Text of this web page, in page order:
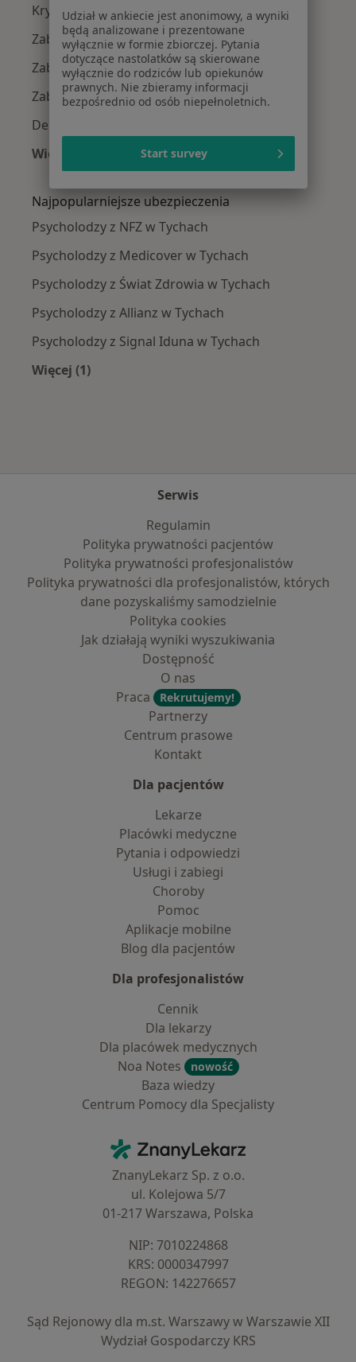
Kryzys emocjonalny w Tychach
Zaburzenia emocjonalne w Tychach
Zaburzenia lękowe w Tychach
Zaburzenia nastroju w Tychach
Depresja w Tychach
Więcej (15)
Więcej w kategorii: Najczęście leczone
Najpopularniejsze ubezpieczenia
Psycholodzy z NFZ w Tychach
Psycholodzy z Medicover w Tychach
Psycholodzy z Świat Zdrowia w Tychach
Psycholodzy z Allianz w Tychach
Psycholodzy z Signal Iduna w Tychach
Więcej (1)
Serwis
Regulamin
Polityka prywatności pacjentów
Polityka prywatności profesjonalistów
Polityka prywatności dla profesjonalistów, których
dane pozyskaliśmy samodzielnie
Polityka cookies
Jak działają wyniki wyszukiwania
Dostępność
O nas
Praca
Rekrutujemy!
Partnerzy
Centrum prasowe
Kontakt
Dla pacjentów
Lekarze
Placówki medyczne
Pytania i odpowiedzi
Usługi i zabiegi
Choroby
Pomoc
Aplikacje mobilne
Blog dla pacjentów
Dla profesjonalistów
Cennik
Dla lekarzy
Dla placówek medycznych
Noa Notes
nowość
Baza wiedzy
Centrum Pomocy dla Specjalisty
ZnanyLekarz - Strona główna
ZnanyLekarz Sp. z o.o.
ul. Kolejowa 5/7
01-217 Warszawa, Polska
NIP: ⁠7010224868
KRS: ⁠0000347997
REGON: ⁠142276657
Sąd Rejonowy dla m.st. Warszawy w Warszawie XII
Wydział Gospodarczy KRS
Udział w ankiecie jest anonimowy, a wyniki
będą analizowane i prezentowane
wyłącznie w formie zbiorczej. Pytania
dotyczące nastolatków są skierowane
wyłącznie do rodziców lub opiekunów
prawnych. Nie zbieramy informacji
bezpośrednio od osób niepełnoletnich.
Start survey